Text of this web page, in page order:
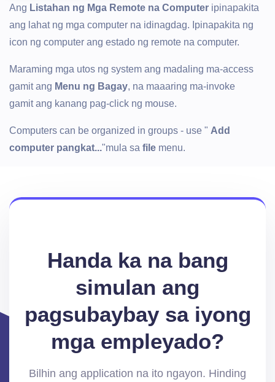
Ang Listahan ng Mga Remote na Computer ipinapakita
ang lahat ng mga computer na idinagdag. Ipinapakita ng
icon ng computer ang estado ng remote na computer.
Maraming mga utos ng system ang madaling ma-access
gamit ang Menu ng Bagay, na maaaring ma-invoke
gamit ang kanang pag-click ng mouse.
Computers can be organized in groups - use " Add
computer pangkat..."mula sa file menu.
Handa ka na bang
simulan ang
pagsubaybay sa iyong
mga empleyado?
Bilhin ang application na ito ngayon. Hinding